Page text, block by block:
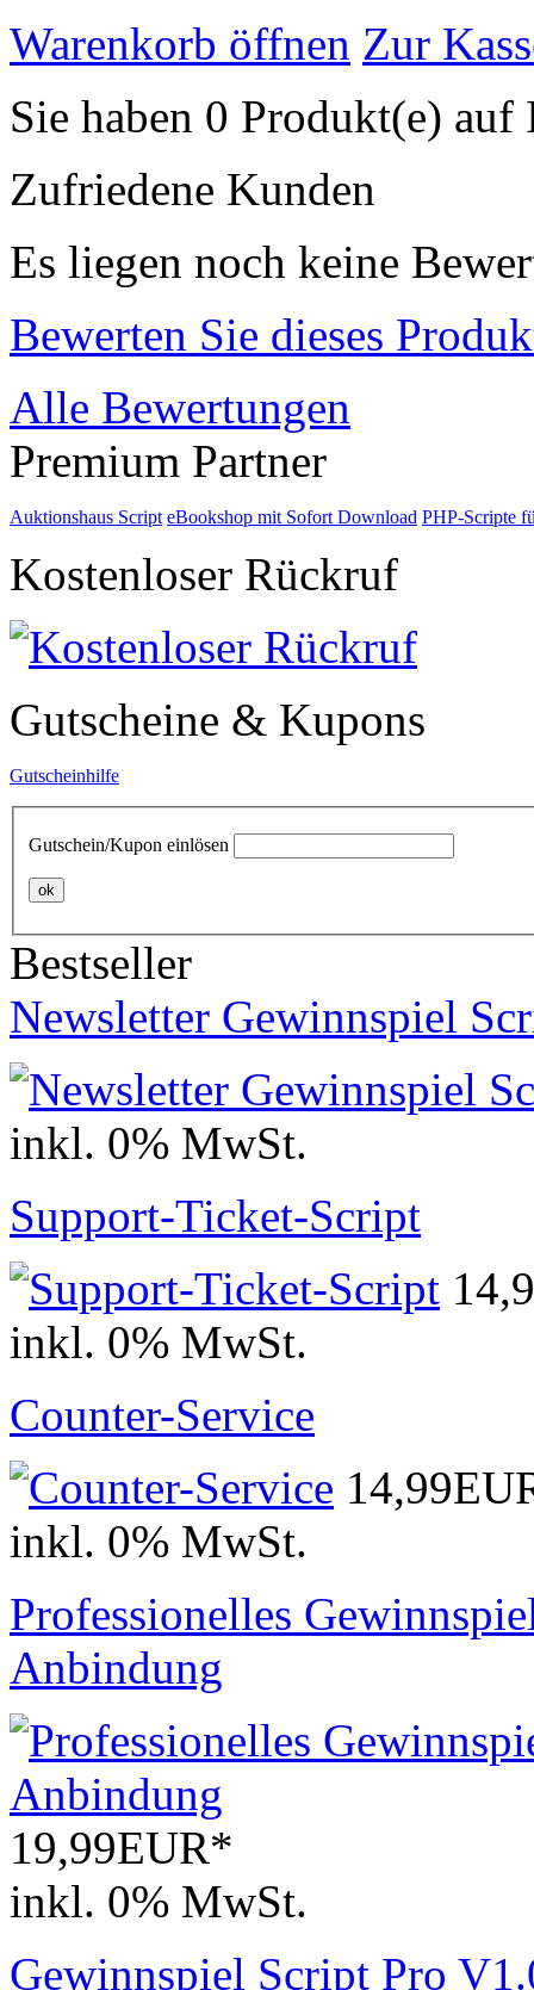
Warenkorb öffnen Zur
Sie haben 0 Produkt(e)
Zufriedene Kunden
Es liegen noch keine
Bewerten Sie dieses
Alle Bewertungen
Premium Partner
Auktionshaus Script eBookshop mit Sofort Download PHP-Scripte
Kostenloser Rückruf
Gutscheine & Kupons
Gutscheinhilfe
Gutschein/Kupon einlösen
ok
Bestseller
Newsletter Gewinnspiel
inkl. 0% MwSt.
Support-Ticket-Script
inkl. 0% MwSt.
Counter-Service
inkl. 0% MwSt.
Professionelles
Anbindung
19,99EUR*
inkl. 0% MwSt.
Gewinnspiel Script Pro